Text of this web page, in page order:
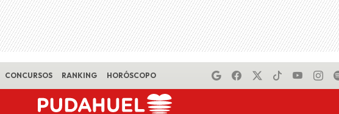
CONCURSOS RANKING HORÓSCOPO